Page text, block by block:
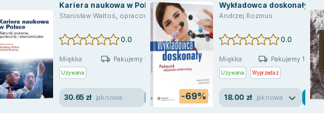
Kariera naukowa w Polsce
Stanisław Waltoś, opracowanie zbiorowe , Andrzej Rozmus
0.0
Miękka Pakujemy 10.08
Używana
30.65 zł jak nowa -69%
Wykładowca doskonały
Andrzej Rozmus
0.0
Miękka Pakujemy 10.08
Używana Wyprzedaż
18.00 zł jak nowa